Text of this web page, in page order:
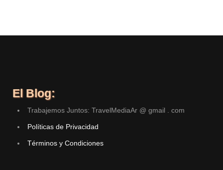
El Blog:
Trabajemos Juntos: TravelMediaAr @ gmail . com
Políticas de Privacidad
Términos y Condiciones